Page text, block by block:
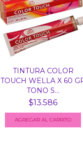
TINTURA COLOR
TOUCH WELLA X 60
TONO S...
$13.586